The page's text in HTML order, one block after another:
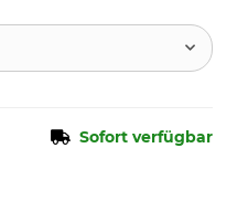
Sofort verfügbar